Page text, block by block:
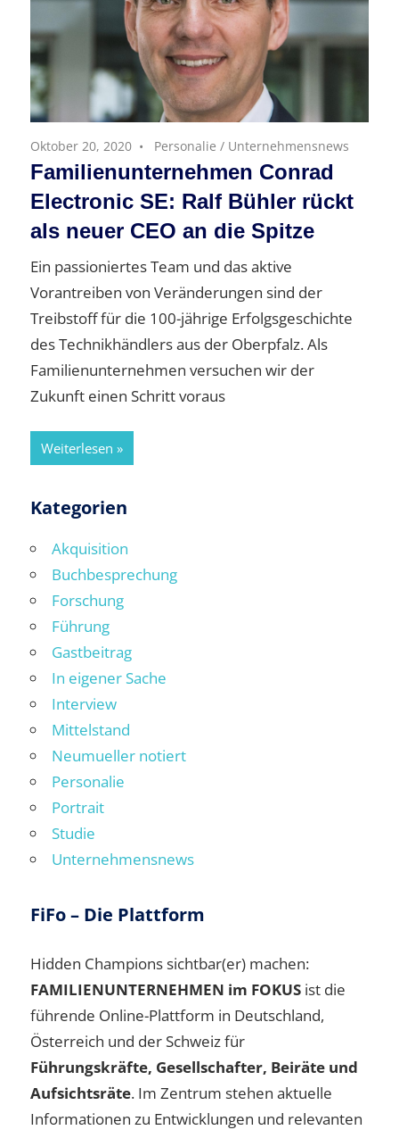
Oktober 20, 2020 Personalie / Unternehmensnews
Familienunternehmen Conrad
Electronic SE: Ralf Bühler rückt
als neuer CEO an die Spitze
Ein passioniertes Team und das aktive
Vorantreiben von Veränderungen sind der
Treibstoff für die 100-jährige Erfolgsgeschichte
des Technikhändlers aus der Oberpfalz. Als
Familienunternehmen versuchen wir der
Zukunft einen Schritt voraus
Weiterlesen
Kategorien
Akquisition
Buchbesprechung
Forschung
Führung
Gastbeitrag
In eigener Sache
Interview
Mittelstand
Neumueller notiert
Personalie
Portrait
Studie
Unternehmensnews
FiFo – Die Plattform
Hidden Champions sichtbar(er) machen:
FAMILIENUNTERNEHMEN im FOKUS ist die
führende Online-Plattform in Deutschland,
Österreich und der Schweiz für
Führungskräfte, Gesellschafter, Beiräte und
Aufsichtsräte. Im Zentrum stehen aktuelle
Informationen zu Entwicklungen und relevanten